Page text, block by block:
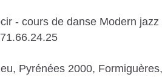
- cours de danse Modern jazz
Pyrénées 2000, Formiguères,